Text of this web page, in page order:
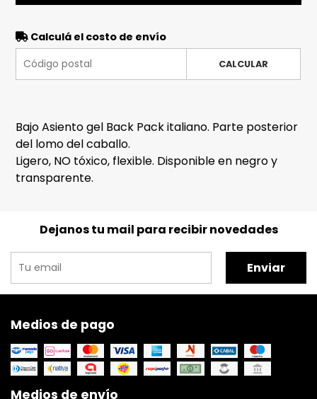
Calculá el costo de envío
CALCULAR
Bajo Asiento gel Back Pack italiano. Parte posterior
del lomo del caballo.
Ligero, NO tóxico, flexible. Disponible en negro y
transparente.
Dejanos tu mail para recibir novedades
Enviar
Medios de pago
Medios de envío